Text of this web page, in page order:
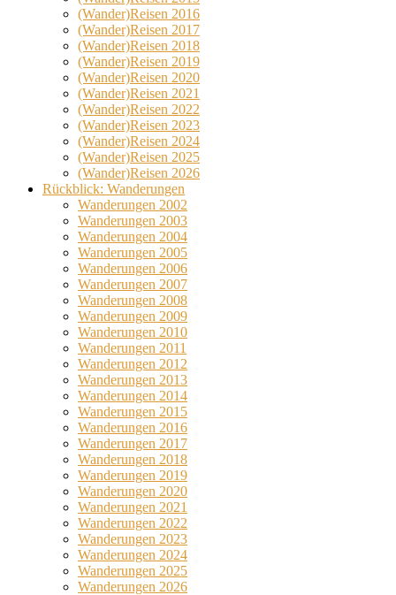
(Wander)Reisen 2016
(Wander)Reisen 2017
(Wander)Reisen 2018
(Wander)Reisen 2019
(Wander)Reisen 2020
(Wander)Reisen 2021
(Wander)Reisen 2022
(Wander)Reisen 2023
(Wander)Reisen 2024
(Wander)Reisen 2025
(Wander)Reisen 2026
Rückblick: Wanderungen
Wanderungen 2002
Wanderungen 2003
Wanderungen 2004
Wanderungen 2005
Wanderungen 2006
Wanderungen 2007
Wanderungen 2008
Wanderungen 2009
Wanderungen 2010
Wanderungen 2011
Wanderungen 2012
Wanderungen 2013
Wanderungen 2014
Wanderungen 2015
Wanderungen 2016
Wanderungen 2017
Wanderungen 2018
Wanderungen 2019
Wanderungen 2020
Wanderungen 2021
Wanderungen 2022
Wanderungen 2023
Wanderungen 2024
Wanderungen 2025
Wanderungen 2026